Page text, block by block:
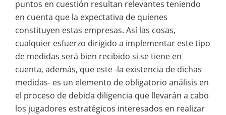
puntos en cuestión resultan relevantes teniendo
en cuenta que la expectativa de quienes
constituyen estas empresas. Así las cosas,
cualquier esfuerzo dirigido a implementar este tipo
de medidas será bien recibido si se tiene en
cuenta, además, que este -la existencia de dichas
medidas- es un elemento de obligatorio análisis en
el proceso de debida diligencia que llevarán a cabo
los jugadores estratégicos interesados en realizar